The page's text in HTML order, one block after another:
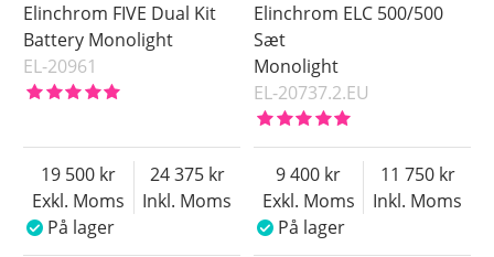
Elinchrom FIVE Dual Kit
Battery Monolight
EL-20961
Exkl. Moms
19 500
Inkl. Moms
24 375
På lager
Elinchrom ELC 500/500
Sæt
Monolight
EL-20737.2.EU
Exkl. Moms
9 400
Inkl. Moms
11 750
På lager